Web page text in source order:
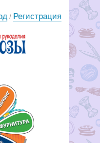
/ Регистрация